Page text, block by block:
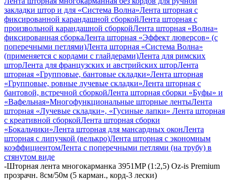
закладки штор и для «Система Волна»Лента шторная с
фиксированной карандашной сборкойЛента шторная с
произвольной карандашной сборкойЛента шторная «Волна»
фиксированная сборкаЛента шторная «Эффект люверсов» (с
поперечными петлями)Лента шторная «Система Волна»
(применяется с кордами с глайдерами)Лента для римских
шторЛента для французских и австрийских шторЛента
шторная «Групповые, бантовые складки»Лента шторная
«Групповые, ровные лучевые складки»Лента шторная с
бантовой, встречной сборкойЛента шторная сборки «Буфы» и
«Вафельная»Многофункциональные шторные лентыЛента
шторная «Лучевые складки», «Гусиные лапки» Лента шторная
с креативной сборкойЛента шторная сборки
«Бокальчики»Лента шторная для мансардных оконЛента
шторная с липучкой (велькро)Лента шторная с экономным
коэффициентомЛента с поперечными петлями (на трубу) в
стянутом виде
-Шторная лента многокарманка 3951MP (1:2,5) Oz-is Premium
прозрачн. 8см/50м (5 карман., корд-3 лески)